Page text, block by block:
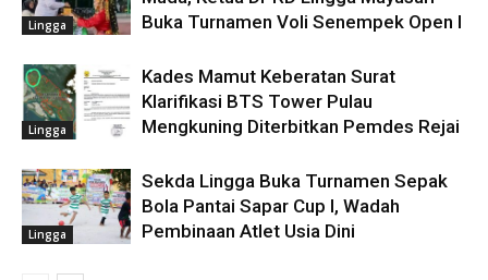
Lingga
Buka Turnamen Voli Senempek Open I
Lingga
Kades Mamut Keberatan Surat
Klarifikasi BTS Tower Pulau
Mengkuning Diterbitkan Pemdes Rejai
Lingga
Sekda Lingga Buka Turnamen Sepak
Bola Pantai Sapar Cup I, Wadah
Pembinaan Atlet Usia Dini